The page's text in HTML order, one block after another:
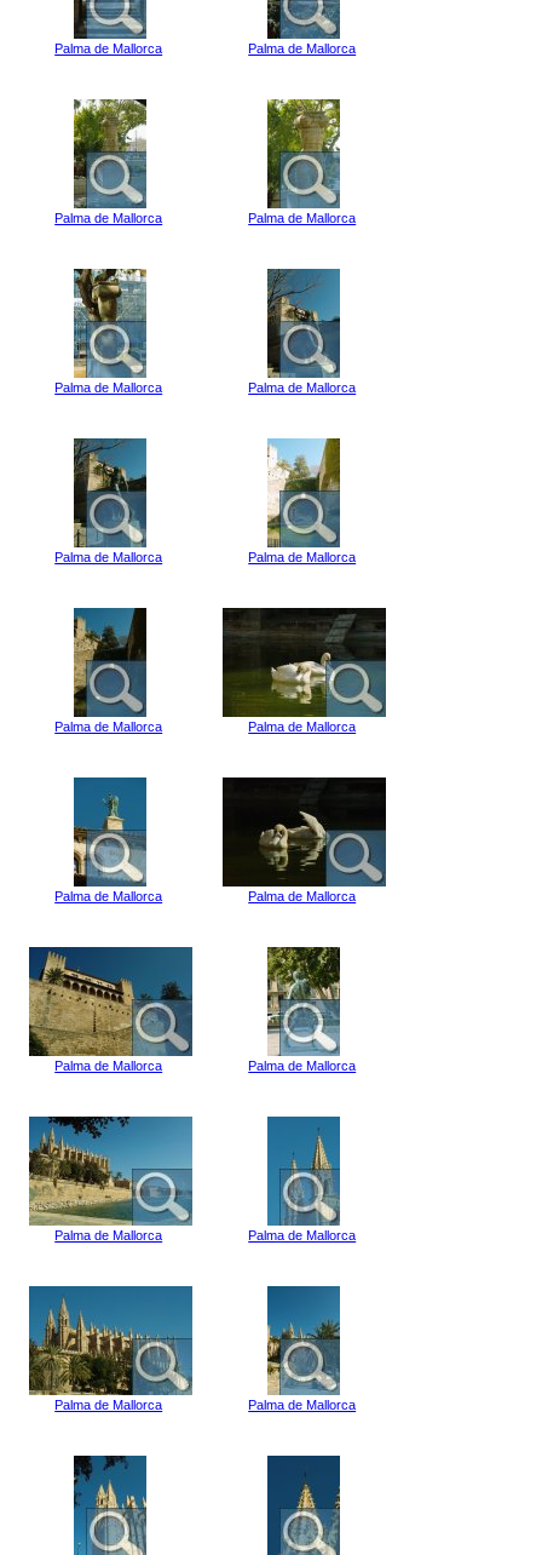
Palma de Mallorca Palma de Mallorca
Palma de Mallorca Palma de Mallorca
Palma de Mallorca Palma de Mallorca
Palma de Mallorca Palma de Mallorca
Palma de Mallorca Palma de Mallorca
Palma de Mallorca Palma de Mallorca
Palma de Mallorca Palma de Mallorca
Palma de Mallorca Palma de Mallorca
Palma de Mallorca Palma de Mallorca